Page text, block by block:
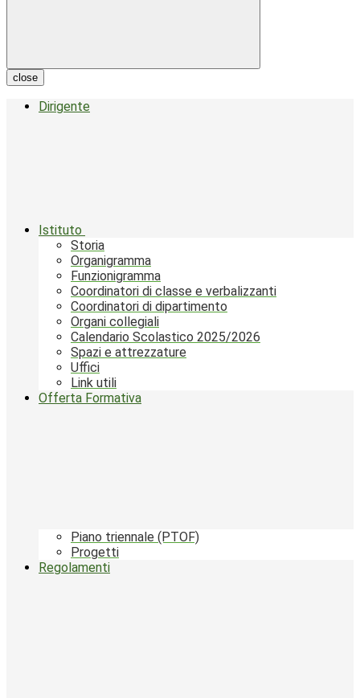
close
Dirigente
Istituto
Storia
Organigramma
Funzionigramma
Coordinatori di classe e verbalizzanti
Coordinatori di dipartimento
Organi collegiali
Calendario Scolastico 2025/2026
Spazi e attrezzature
Uffici
Link utili
Offerta Formativa
Piano triennale (PTOF)
Progetti
Regolamenti